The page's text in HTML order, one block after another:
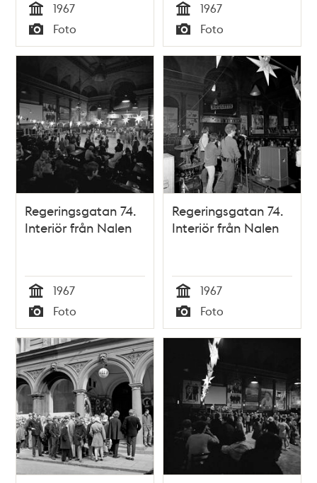
Tid
1967
Typ
Foto Tid
1967
Typ
Foto
Regeringsgatan 74.
Interiör från Nalen
Tid
1967
Typ
Foto
Regeringsgatan 74.
Interiör från Nalen
Tid
1967
Typ
Foto